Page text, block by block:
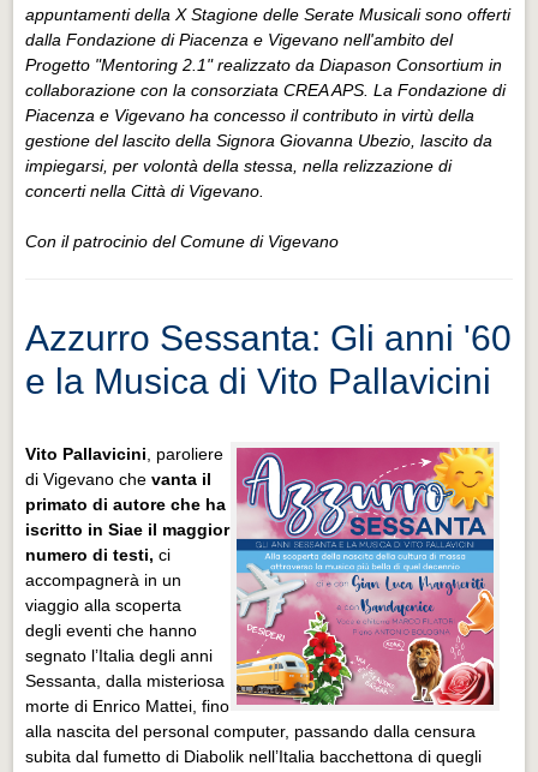
appuntamenti della X Stagione delle Serate Musicali sono offerti
dalla Fondazione di Piacenza e Vigevano nell'ambito del
Progetto "Mentoring 2.1" realizzato da Diapason Consortium in
collaborazione con la consorziata CREA APS. La Fondazione di
Piacenza e Vigevano ha concesso il contributo in virtù della
gestione del lascito della Signora Giovanna Ubezio, lascito da
impiegarsi, per volontà della stessa, nella relizzazione di
concerti nella Città di Vigevano.
Con il patrocinio del Comune di Vigevano
Azzurro Sessanta: Gli anni '60
e la Musica di Vito Pallavicini
Vito Pallavicini , paroliere
di Vigevano chevanta il
primato di autore che ha
iscritto in Siae il maggior
numero di testi,ci
accompagnerà in un
viaggio alla scoperta
degli eventi che hanno
segnato l’Italia degli anni
Sessanta, dalla misteriosa
morte di Enrico Mattei, fino
alla nascita del personal computer, passando dalla censura
subita dal fumetto di Diabolik nell’Italia bacchettona di quegli